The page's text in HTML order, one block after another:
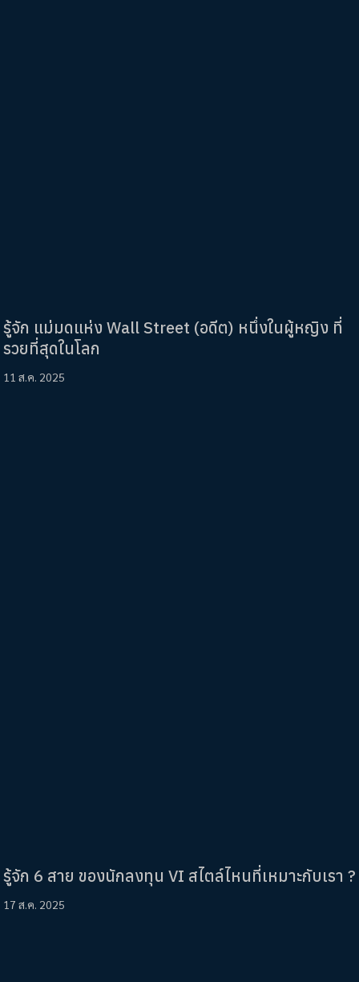
รู้จัก แม่มดแห่ง Wall Street (อดีต) หนึ่งในผู้หญิง ที่
รวยที่สุดในโลก
11 ส.ค. 2025
รู้จัก 6 สาย ของนักลงทุน VI สไตล์ไหนที่เหมาะกับเรา ?
17 ส.ค. 2025